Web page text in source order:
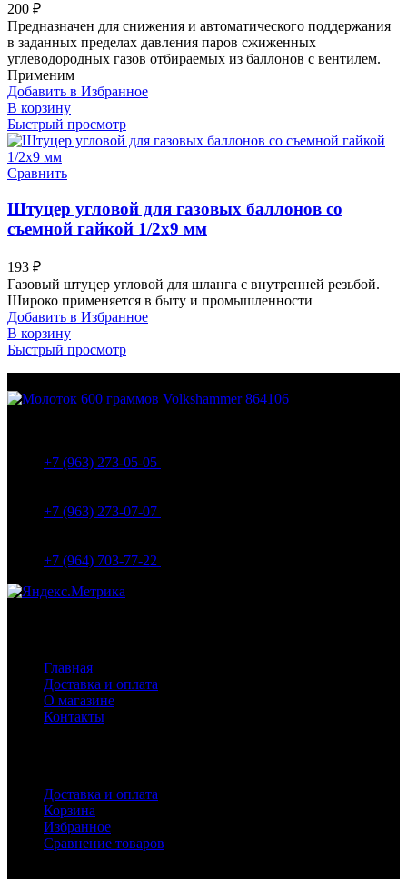
200 ₽
Предназначен для снижения и автоматического поддержания
в заданных пределах давления паров сжиженных
углеводородных газов отбираемых из баллонов с вентилем.
Применим
Добавить в Избранное
В корзину
Быстрый просмотр
Сравнить
Штуцер угловой для газовых баллонов со
съемной гайкой 1/2х9 мм
193 ₽
Газовый штуцер угловой для шланга с внутренней резьбой.
Широко применяется в быту и промышленности
Добавить в Избранное
В корзину
Быстрый просмотр
+7 (963) 273-05-05
+7 (963) 273-07-07
+7 (964) 703-77-22
Главная
Доставка и оплата
О магазине
Контакты
Доставка и оплата
Корзина
Избранное
Сравнение товаров